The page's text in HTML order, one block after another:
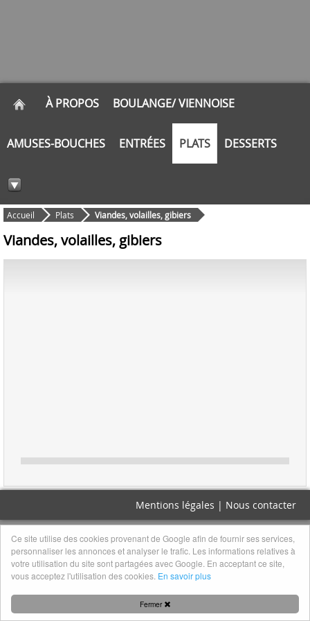
À PROPOS BOULANGE/ VIENNOISE
AMUSES-BOUCHES ENTRÉES PLATS DESSERTS
Accueil Plats Viandes, volailles, gibiers
Viandes, volailles, gibiers
Mentions légales | Nous contacter
Fermer
Ce site utilise des cookies provenant de Google afin de fournir ses services,
personnaliser les annonces et analyser le trafic. Les informations relatives à
votre utilisation du site sont partagées avec Google. En acceptant ce site,
vous acceptez l'utilisation des cookies. En savoir plus